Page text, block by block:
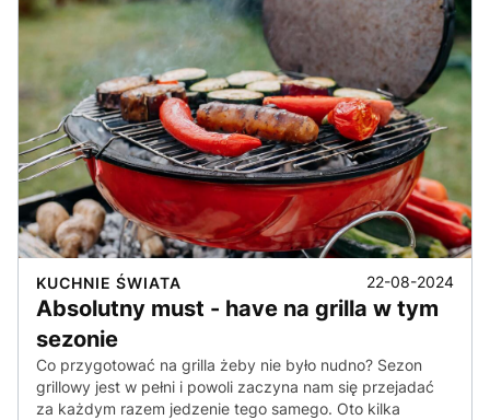
KUCHNIE ŚWIATA 22-08-2024
Absolutny must - have na grilla w tym
sezonie
Co przygotować na grilla żeby nie było nudno? Sezon
grillowy jest w pełni i powoli zaczyna nam się przejadać
za każdym razem jedzenie tego samego. Oto kilka